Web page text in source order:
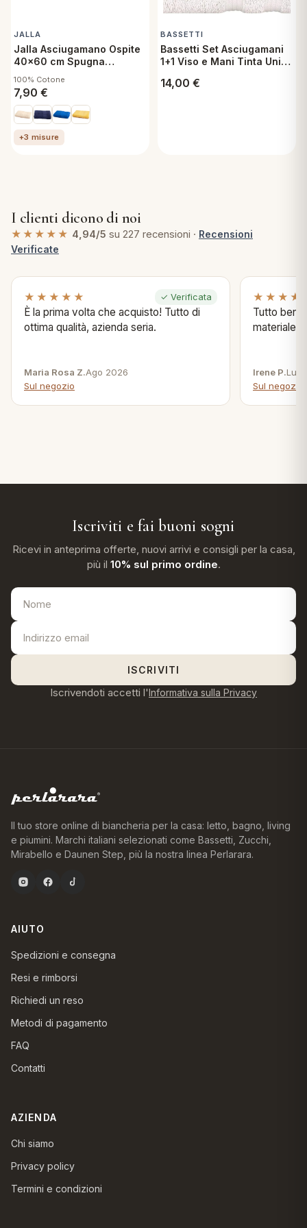
JALLA
Jalla Asciugamano Ospite
40x60 cm Spugna
100% Cotone
7,90 €
+3 misure
BASSETTI
Bassetti Set Asciugamani
1+1 Viso e Mani Tinta Unita
14,00 €
I clienti dicono di noi
★★★★★ 4,94/5 su 227 recensioni · Recensioni
Verificate
★★★★★ ✓ Verificata
È la prima volta che acquisto! Tutto di
ottima qualità, azienda seria.
Maria Rosa Z.Ago 2026
Sul negozio
Tutto bene
materiale .
Irene P.Lug
Sul negozio
Iscriviti e fai buoni sogni
Ricevi in anteprima offerte, nuovi arrivi e consigli per la casa,
più il 10% sul primo ordine.
ISCRIVITI
Iscrivendoti accetti l'Informativa sulla Privacy
Il tuo store online di biancheria per la casa: letto, bagno, living
e piumini. Marchi italiani selezionati come Bassetti, Zucchi,
Mirabello e Daunen Step, più la nostra linea Perlarara.
AIUTO
Spedizioni e consegna
Resi e rimborsi
Richiedi un reso
Metodi di pagamento
FAQ
Contatti
AZIENDA
Chi siamo
Privacy policy
Termini e condizioni